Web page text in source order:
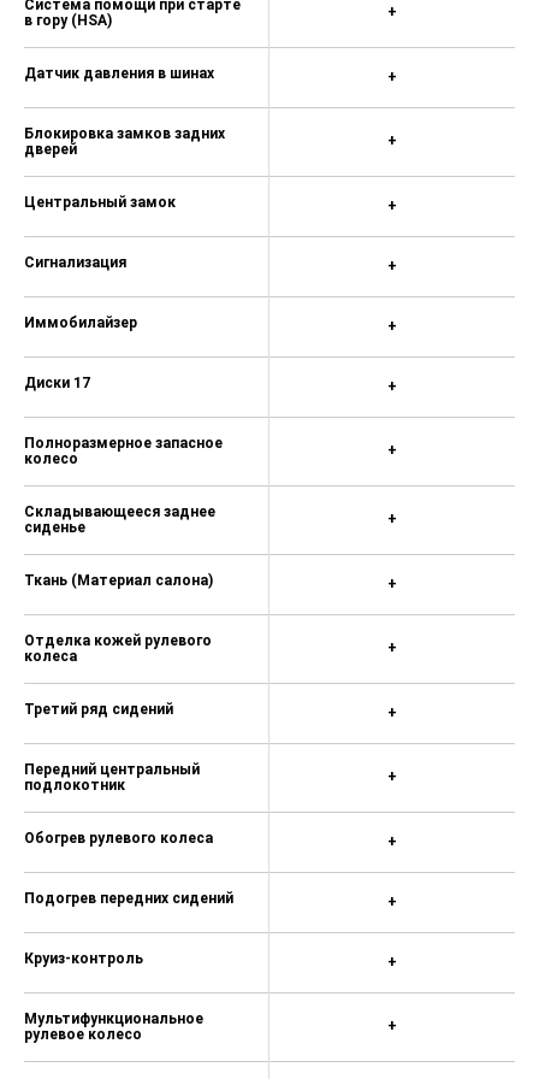
Система помощи при старте
в гору (HSA)
Датчик давления в шинах
Блокировка замков задних
дверей
Центральный замок
Сигнализация
Иммобилайзер
Диски 17
Полноразмерное запасное
колесо
Складывающееся заднее
сиденье
Ткань (Материал салона)
Отделка кожей рулевого
колеса
Третий ряд сидений
Передний центральный
подлокотник
Обогрев рулевого колеса
Подогрев передних сидений
Круиз-контроль
Мультифункциональное
рулевое колесо
+
+
+
+
+
+
+
+
+
+
+
+
+
+
+
+
+